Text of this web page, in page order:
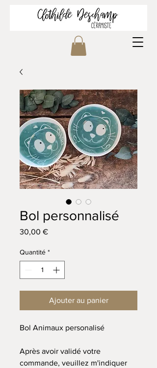
Bol personnalisé
30,00 €Prix
Quantité *
Ajouter au panier
Bol Animaux personalisé
Après avoir validé votre
commande, veuillez m'indiquer